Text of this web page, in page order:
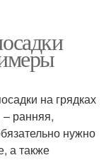
на грядках
ранняя,
нужно
а также